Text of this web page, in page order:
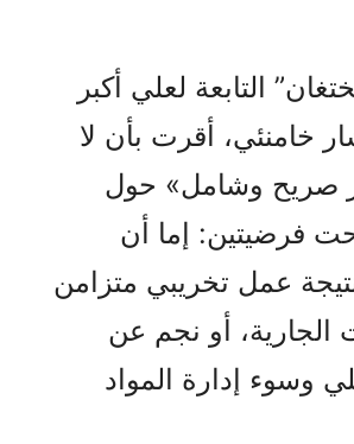
التابعة لعلي أكبر
خامنئي، أقرت بأن لا
صريح وشامل» حول
فرضيتين: إما أن
عمل تخريبي متزامن
الجارية، أو نجم عن
وسوء إدارة المواد